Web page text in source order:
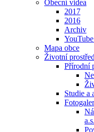
Obecní videa
2017
2016
Archiv
Mapa obce
Životní
Přírodní
Studie a
a.s.